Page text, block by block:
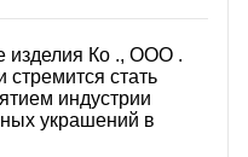
изделия Ко ., ООО .
стремится стать
индустрии
украшений в